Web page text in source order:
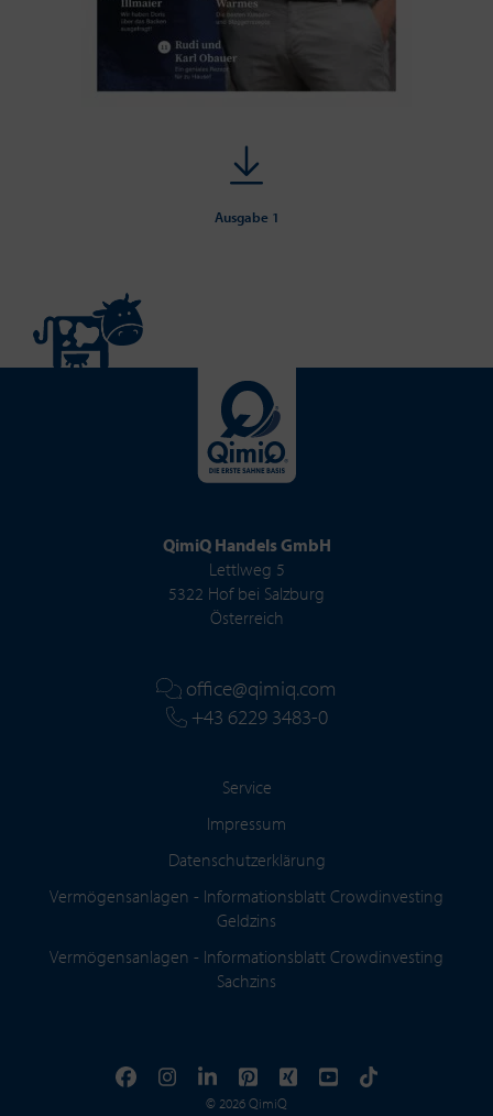
Ausgabe 1
QimiQ Handels GmbH
Lettlweg 5
5322 Hof bei Salzburg
Österreich
office@qimiq.com
+43 6229 3483-0
Service
Impressum
Datenschutzerklärung
Vermögensanlagen - Informationsblatt Crowdinvesting
Geldzins
Vermögensanlagen - Informationsblatt Crowdinvesting
Sachzins
© 2026 QimiQ